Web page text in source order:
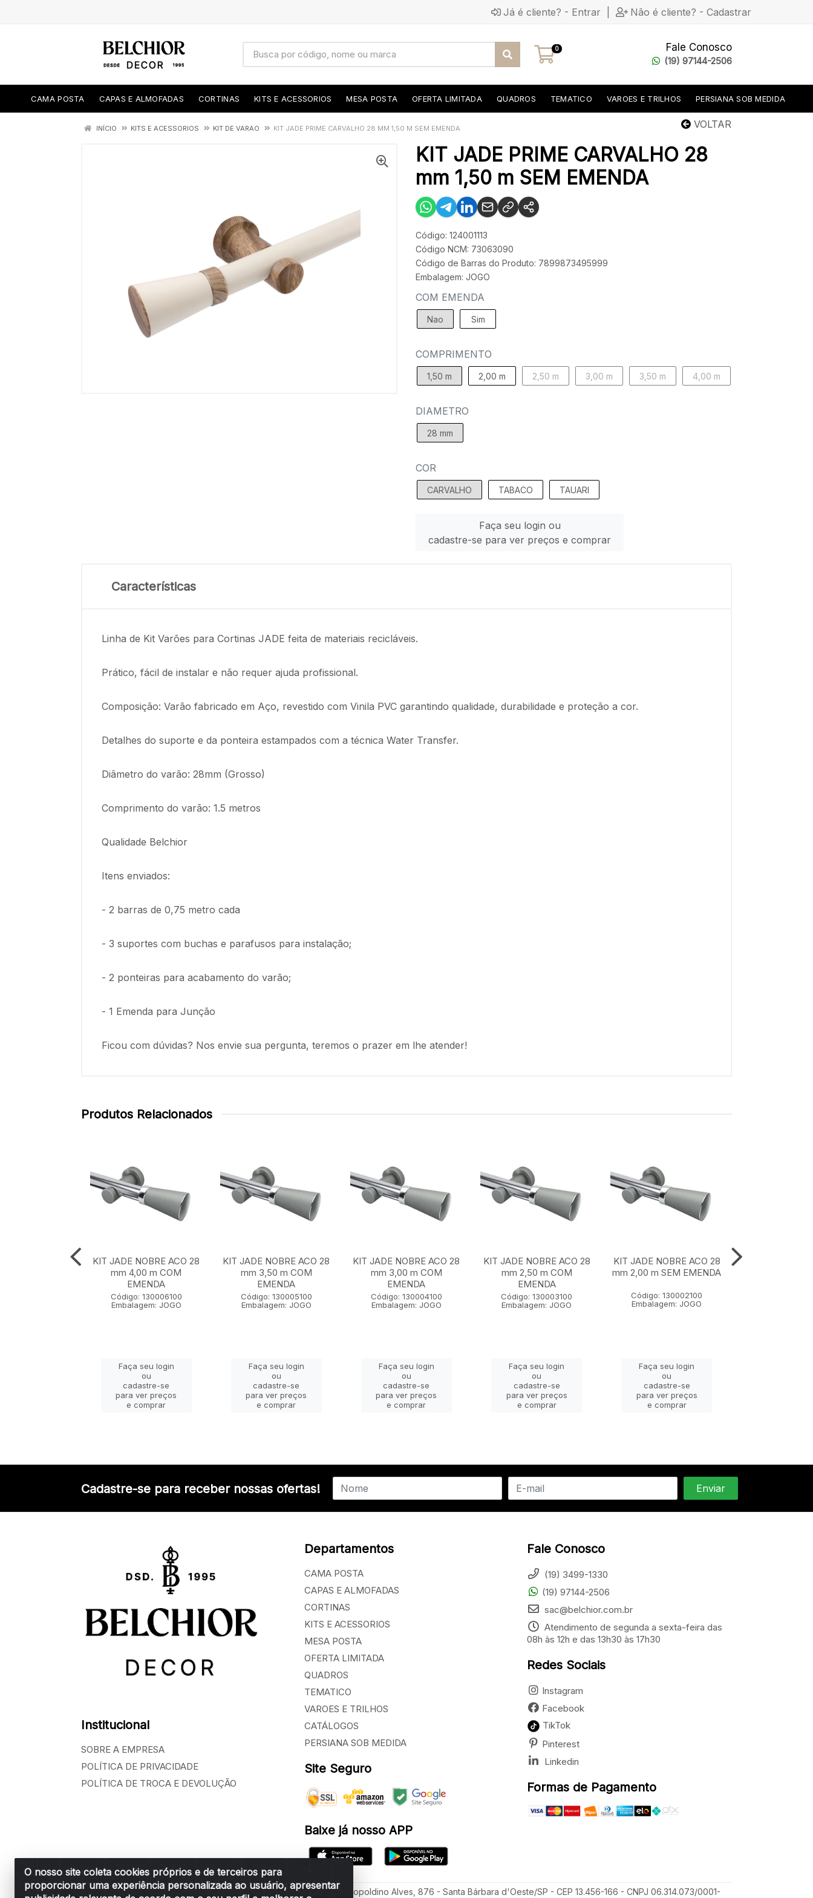
Já é cliente? - Entrar Não é cliente? - Cadastrar
0 Fale Conosco
(19) 97144-2506
CAMA POSTA CAPAS E ALMOFADAS CORTINAS KITS E ACESSORIOS MESA POSTA OFERTA LIMITADA QUADROS TEMATICO VAROES E TRILHOS PERSIANA SOB MEDIDA
VOLTAR
INÍCIO KITS E ACESSORIOS KIT DE VARAO KIT JADE PRIME CARVALHO 28 MM 1,50 M SEM EMENDA
KIT JADE PRIME CARVALHO 28
mm 1,50 m SEM EMENDA
Código: 124001113
Código NCM: 73063090
Código de Barras do Produto: 7899873495999
Embalagem: JOGO
COM EMENDA
Nao Sim
COMPRIMENTO
1,50 m 2,00 m 2,50 m 3,00 m 3,50 m 4,00 m
DIAMETRO
28 mm
COR
CARVALHO TABACO TAUARI
Faça seu login ou
cadastre-se para ver preços e comprar
Características
Linha de Kit Varões para Cortinas JADE feita de materiais recicláveis.
Prático, fácil de instalar e não requer ajuda profissional.
Composição: Varão fabricado em Aço, revestido com Vinila PVC garantindo qualidade, durabilidade e proteção a cor.
Detalhes do suporte e da ponteira estampados com a técnica Water Transfer.
Diâmetro do varão: 28mm (Grosso)
Comprimento do varão: 1.5 metros
Qualidade Belchior
Itens enviados:
- 2 barras de 0,75 metro cada
- 3 suportes com buchas e parafusos para instalação;
- 2 ponteiras para acabamento do varão;
- 1 Emenda para Junção
Ficou com dúvidas? Nos envie sua pergunta, teremos o prazer em lhe atender!
Produtos Relacionados
KIT JADE NOBRE ACO 28
mm 4,00 m COM
EMENDA
Código: 130006100
Embalagem: JOGO
Faça seu login
ou
cadastre-se
para ver preços
e comprar
KIT JADE NOBRE ACO 28
mm 3,50 m COM
EMENDA
Código: 130005100
Embalagem: JOGO
Faça seu login
ou
cadastre-se
para ver preços
e comprar
KIT JADE NOBRE ACO 28
mm 3,00 m COM
EMENDA
Código: 130004100
Embalagem: JOGO
Faça seu login
ou
cadastre-se
para ver preços
e comprar
KIT JADE NOBRE ACO 28
mm 2,50 m COM
EMENDA
Código: 130003100
Embalagem: JOGO
Faça seu login
ou
cadastre-se
para ver preços
e comprar
KIT JADE NOBRE ACO 28
mm 2,00 m SEM EMENDA
Código: 130002100
Embalagem: JOGO
Faça seu login
ou
cadastre-se
para ver preços
e comprar
O nosso site coleta cookies próprios e de terceiros para
proporcionar uma experiência personalizada ao usuário, apresentar
Cadastre-se para receber nossas ofertas!
Institucional
SOBRE A EMPRESA
POLÍTICA DE PRIVACIDADE
POLÍTICA DE TROCA E DEVOLUÇÃO
Departamentos
CAMA POSTA
CAPAS E ALMOFADAS
CORTINAS
KITS E ACESSORIOS
MESA POSTA
OFERTA LIMITADA
QUADROS
TEMATICO
VAROES E TRILHOS
CATÁLOGOS
PERSIANA SOB MEDIDA
Site Seguro
Baixe já nosso APP
Fale Conosco
(19) 3499-1330
(19) 97144-2506
sac@belchior.com.br
Atendimento de segunda a sexta-feira das
08h às 12h e das 13h30 às 17h30
Redes Sociais
Instagram
Facebook
TikTok
Pinterest
Linkedin
Formas de Pagamento
Belchior Cortinas e Acessórios LTDA - R: Rua Vereador Sérgio Leopoldino Alves, 876 - Santa Bárbara d'Oeste/SP - CEP 13.456-166 - CNPJ 06.314.073/0001-